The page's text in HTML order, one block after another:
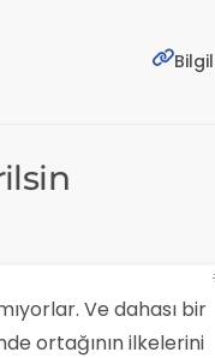
Ve dahası bir
ortağının ilkelerini